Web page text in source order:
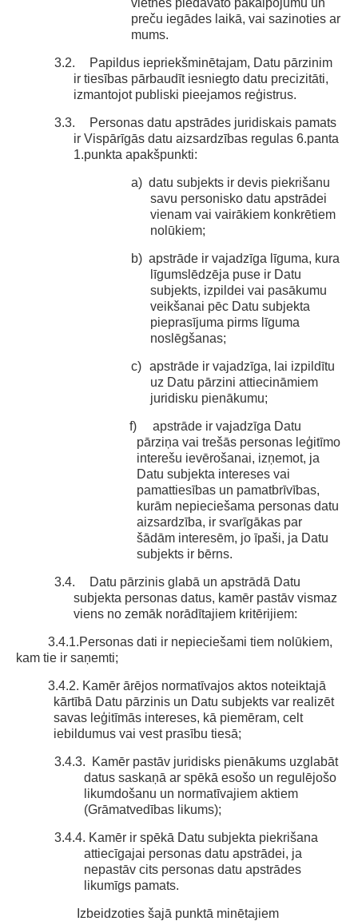
vietnes piedāvāto pakalpojumu un
preču iegādes laikā, vai sazinoties ar
mums.
3.2.
Papildus iepriekšminētajam, Datu pārzinim
ir tiesības pārbaudīt iesniegto datu precizitāti,
izmantojot publiski pieejamos reģistrus.
3.3.
Personas datu apstrādes juridiskais pamats
ir Vispārīgās datu aizsardzības regulas 6.panta
1.punkta apakšpunkti:
a) datu subjekts ir devis piekrišanu
savu personisko datu apstrādei
vienam vai vairākiem konkrētiem
nolūkiem;
b) apstrāde ir vajadzīga līguma, kura
līgumslēdzēja puse ir Datu
subjekts, izpildei vai pasākumu
veikšanai pēc Datu subjekta
pieprasījuma pirms līguma
noslēgšanas;
c) apstrāde ir vajadzīga, lai izpildītu
uz Datu pārzini attiecināmiem
juridisku pienākumu;
f) apstrāde ir vajadzīga Datu
pārziņa vai trešās personas leģitīmo
interešu ievērošanai, izņemot, ja
Datu subjekta intereses vai
pamattiesības un pamatbrīvības,
kurām nepieciešama personas datu
aizsardzība, ir svarīgākas par
šādām interesēm, jo īpaši, ja Datu
subjekts ir bērns.
3.4.
Datu pārzinis glabā un apstrādā Datu
subjekta personas datus, kamēr pastāv vismaz
viens no zemāk norādītajiem kritērijiem:
3.4.1.Personas dati ir nepieciešami tiem nolūkiem,
kam tie ir saņemti;
3.4.2. Kamēr ārējos normatīvajos aktos noteiktajā
kārtībā Datu pārzinis un Datu subjekts var realizēt
savas leģitīmās intereses, kā piemēram, celt
iebildumus vai vest prasību tiesā;
3.4.3. Kamēr pastāv juridisks pienākums uzglabāt
datus saskaņā ar spēkā esošo un regulējošo
likumdošanu un normatīvajiem aktiem
(Grāmatvedības likums);
3.4.4. Kamēr ir spēkā Datu subjekta piekrišana
attiecīgajai personas datu apstrādei, ja
nepastāv cits personas datu apstrādes
likumīgs pamats.
Izbeidzoties šajā punktā minētajiem